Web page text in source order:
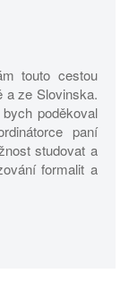
touto cestou
a ze Slovinska.
poděkoval
paní
studovat a
formalit a